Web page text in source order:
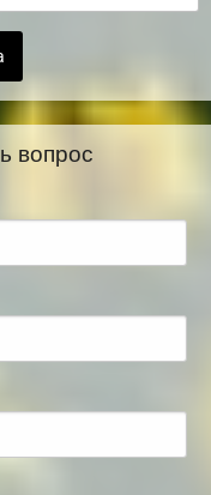
вопрос